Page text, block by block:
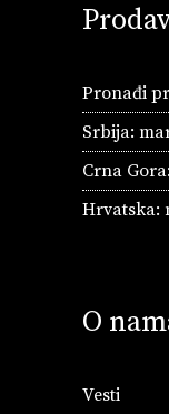
Pronađi
Srbija:
Crna Gora:
Hrvatska:
O
Vesti